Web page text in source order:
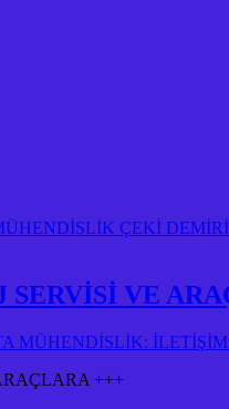
ÇEKİ
VE
MÜHENDİSLİK: İLETİŞİM:
+++